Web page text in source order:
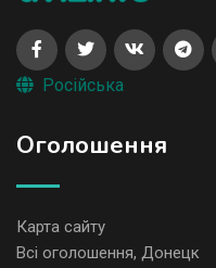
Російська
Оголошення
Карта сайту
Всі оголошення, Донецк